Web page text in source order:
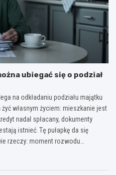
ubiegać się o podział
na odkładaniu podziału majątku
własnym życiem: mieszkanie jest
nadal spłacany, dokumenty
istnieć. Tę pułapkę da się
rzeczy: moment rozwodu…